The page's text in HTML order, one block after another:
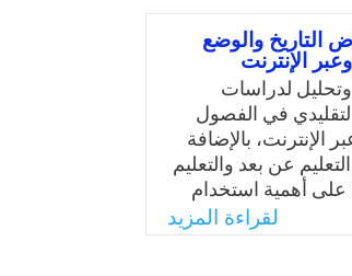
التاريخ والوضع
الإنترنت
لدراسات
التقليدي في الفصول
الإنترنت، بالإضافة
عن بعد والتعليم
أهمية استخدام
في العصر الحديث،
شاملة لتأسيس ما
لقراءة المزيد